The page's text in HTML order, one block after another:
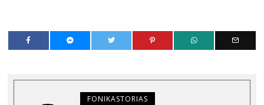
FONIKASTORIAS